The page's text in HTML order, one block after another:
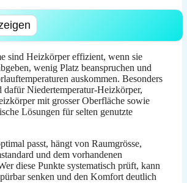
sind Heizkörper effizient, wenn sie
wenig Platz beanspruchen und
auskommen. Besonders
dafür Niedertemperatur-Heizkörper,
mit grosser Oberfläche sowie
Lösungen für selten genutzte
passt, hängt von Raumgrösse,
und dem vorhandenen
diese Punkte systematisch prüft, kann
senken und den Komfort deutlich